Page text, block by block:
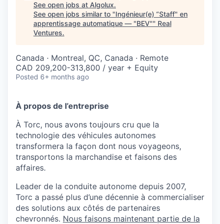
See open jobs at Algolux.
See open jobs similar to "Ingénieur(e) “Staff" en
apprentissage automatique — "BEV"" Real
Ventures.
Canada · Montreal, QC, Canada · Remote
CAD 209,200-313,800 / year + Equity
Posted 6+ months ago
À propos de l’entreprise
À Torc, nous avons toujours cru que la
technologie des véhicules autonomes
transformera la façon dont nous voyageons,
transportons la marchandise et faisons des
affaires.
Leader de la conduite autonome depuis 2007,
Torc a passé plus d’une décennie à commercialiser
des solutions aux côtés de partenaires
chevronnés. Nous faisons maintenant partie de la